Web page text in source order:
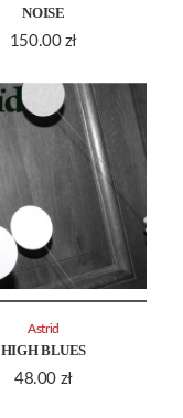
NOISE
150.00 zł
HIGH BLUES
48.00 zł
Astrid